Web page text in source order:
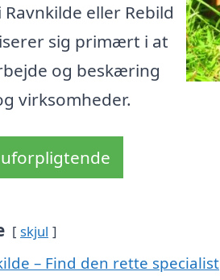
eller Rebild
sig primært i at
og beskæring
virksomheder.
skjul
– Find den rette specialist